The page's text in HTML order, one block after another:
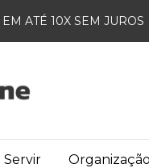
ATÉ 10X SEM JUROS
Servir